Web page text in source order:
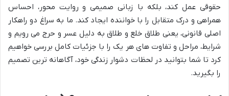
حقوقی عمل کند، بلکه با زبانی صمیمی و روایت محور، احساس
همراهی و درک متقابل را با خواننده ایجاد کند. ما به سراغ دو راهکار
اصلی قانونی، یعنی طلاق خلع و طلاق به دلیل عسر و حرج می رویم و
شرایط، مراحل و تفاوت های هر یک را با جزئیات کامل بررسی خواهیم
کرد تا شما بتوانید در لحظات دشوار زندگی خود، آگاهانه ترین تصمیم
را بگیرید.